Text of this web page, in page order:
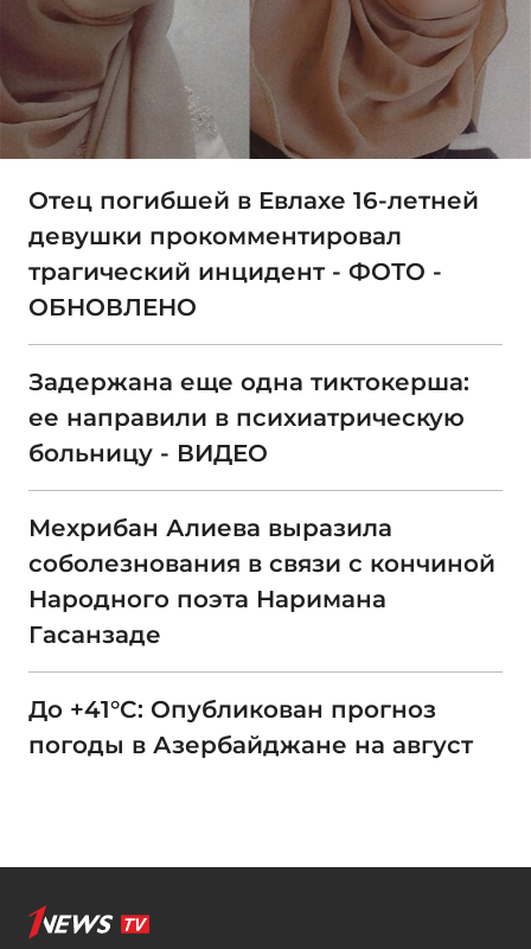
Отец погибшей в Евлахе 16-летней
девушки прокомментировал
трагический инцидент - ФОТО -
ОБНОВЛЕНО
Задержана еще одна тиктокерша:
ее направили в психиатрическую
больницу - ВИДЕО
Мехрибан Алиева выразила
соболезнования в связи с кончиной
Народного поэта Наримана
Гасанзаде
До +41°C: Опубликован прогноз
погоды в Азербайджане на август